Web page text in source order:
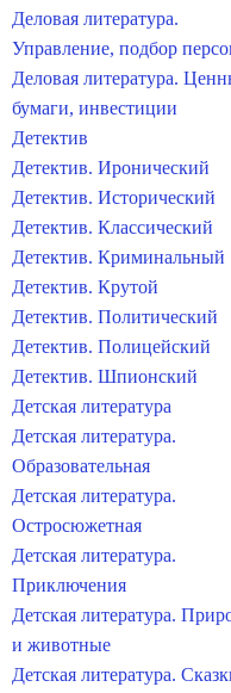
Деловая литература.
Управление, подбор
Деловая литература.
бумаги, инвестиции
Детектив
Детектив. Иронический
Детектив. Исторический
Детектив. Классический
Детектив. Криминальный
Детектив. Крутой
Детектив. Политический
Детектив. Полицейский
Детектив. Шпионский
Детская литература
Детская литература.
Образовательная
Детская литература.
Остросюжетная
Детская литература.
Приключения
Детская литература.
и животные
Детская литература.